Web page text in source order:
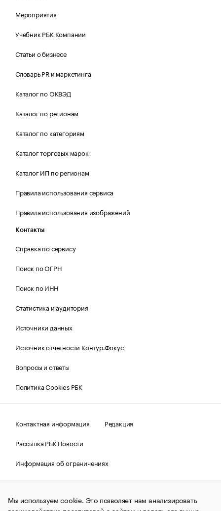
Мероприятия
Учебник РБК Компании
Статьи о бизнесе
Словарь PR и маркетинга
Каталог по ОКВЭД
Каталог по регионам
Каталог по категориям
Каталог торговых марок
Каталог ИП по регионам
Правила использования сервиса
Правила использования изображений
Контакты
Справка по сервису
Поиск по ОГРН
Поиск по ИНН
Статистика и аудитория
Источники данных
Источник отчетности Контур.Фокус
Вопросы и ответы
Политика Cookies РБК
Контактная информация
Редакция
Рассылка РБК Новости
Информация об ограничениях
Правовая информация
О соблюдении авторских прав
© АО «РОСБИЗНЕСКОНСАЛТИНГ»,1995–2026.Сообщения
и материалы информационного агентства «РБК»
Мы используем cookie. Это позволяет нам анализировать